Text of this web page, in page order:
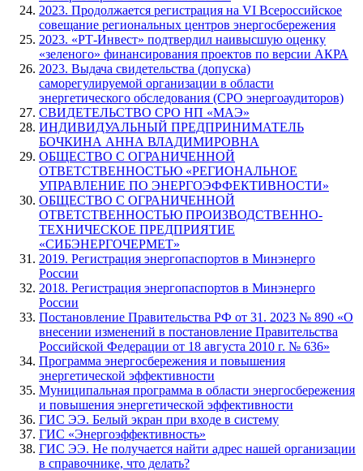
2023. Продолжается регистрация на VI Всероссийское
совещание региональных центров энергосбережения
2023. «РТ-Инвест» подтвердил наивысшую оценку
«зеленого» финансирования проектов по версии АКРА
2023. Выдача свидетельства (допуска)
саморегулируемой организации в области
энергетического обследования (СРО энергоаудиторов)
СВИДЕТЕЛЬСТВО СРО НП «МАЭ»
ИНДИВИДУАЛЬНЫЙ ПРЕДПРИНИМАТЕЛЬ
БОЧКИНА АННА ВЛАДИМИРОВНА
ОБЩЕСТВО С ОГРАНИЧЕННОЙ
ОТВЕТСТВЕННОСТЬЮ «РЕГИОНАЛЬНОЕ
УПРАВЛЕНИЕ ПО ЭНЕРГОЭФФЕКТИВНОСТИ»
ОБЩЕСТВО С ОГРАНИЧЕННОЙ
ОТВЕТСТВЕННОСТЬЮ ПРОИЗВОДСТВЕННО-
ТЕХНИЧЕСКОЕ ПРЕДПРИЯТИЕ
«СИБЭНЕРГОЧЕРМЕТ»
2019. Регистрация энергопаспортов в Минэнерго
России
2018. Регистрация энергопаспортов в Минэнерго
России
Постановление Правительства РФ от 31. 2023 № 890 «О
внесении изменений в постановление Правительства
Российской Федерации от 18 августа 2010 г. № 636»
Программа энергосбережения и повышения
энергетической эффективности
Муниципальная программа в области энергосбережения
и повышения энергетической эффективности
ГИС ЭЭ. Белый экран при входе в систему
ГИС «Энергоэффективность»
ГИС ЭЭ. Не получается найти адрес нашей организации
в справочнике, что делать?